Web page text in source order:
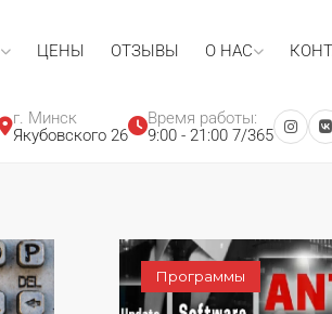
ЦЕНЫ ОТЗЫВЫ О НАС
г. Минск
Якубовского 26
Время работы:
9:00 - 21:00 7/365
Программы